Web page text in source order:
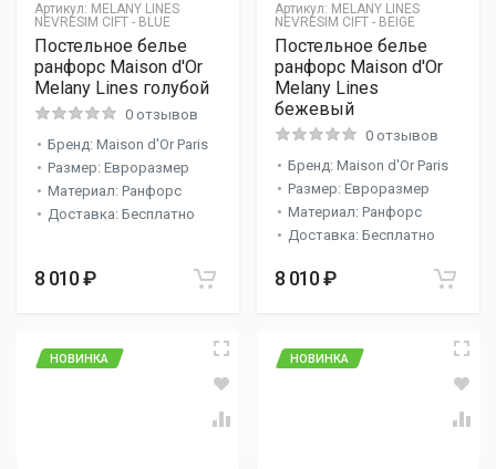
Артикул: MELANY LINES
NEVRESIM CIFT - BLUE
Постельное белье
ранфорс Maison d'Or
Melany Lines голубой
0 отзывов
Бренд: Maison d'Or Paris
Размер: Евроразмер
Материал: Ранфорс
Доставка: Бесплатно
8 010 ₽
Артикул: MELANY LINES
NEVRESIM CIFT - BEIGE
Постельное белье
ранфорс Maison d'Or
Melany Lines
бежевый
0 отзывов
Бренд: Maison d'Or Paris
Размер: Евроразмер
Материал: Ранфорс
Доставка: Бесплатно
8 010 ₽
НОВИНКА НОВИНКА